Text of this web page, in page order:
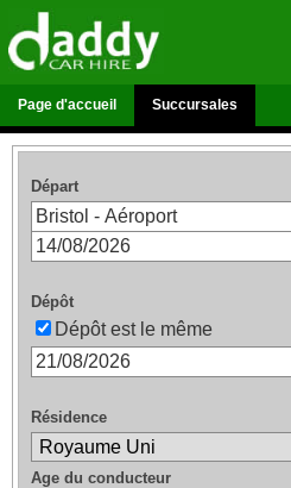
Page d'accueil Succursales
Départ
Dépôt
Dépôt est le même
Résidence
Age du conducteur